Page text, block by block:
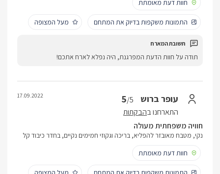
חוות דעת מאומתת
התמונות משקפות בדיוק את המתחם מעל המצופה
תודה על חוות הדעת המפרגנת, היה נפלא לארח אתכם!
עופר ברוש 5/5
התארחנו בהבקתות
17.09.2022
חוויה משפחתית מעולה
נקי, מטבח מאובזר להפליא, בריכה וגקוזי חמימים נקיים, בחדר כיבוד קל
חוות דעת מאומתת